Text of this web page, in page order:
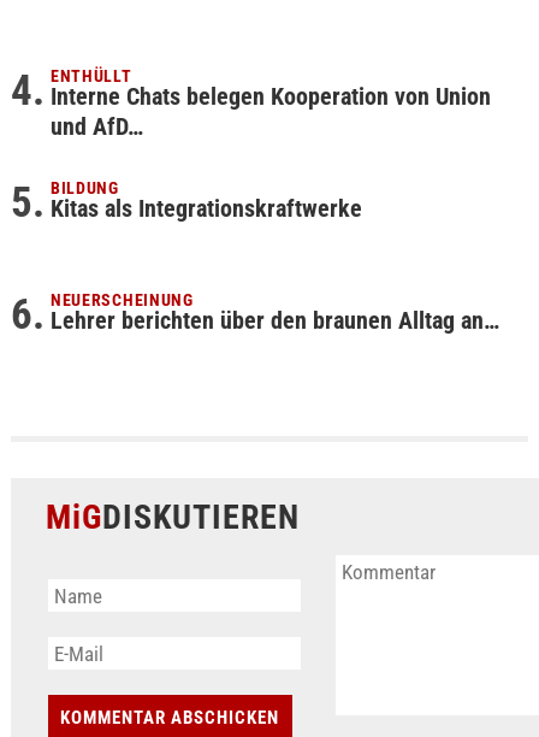
ENTHÜLLT
Interne Chats belegen Kooperation von Union
und AfD…
BILDUNG
Kitas als Integrationskraftwerke
NEUERSCHEINUNG
Lehrer berichten über den braunen Alltag an…
MiGDISKUTIEREN